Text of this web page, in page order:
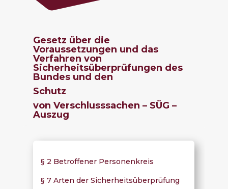
Gesetz über die
Voraussetzungen und das
Verfahren von
Sicherheitsüberprüfungen des
Bundes und den
Schutz
von Verschlusssachen – SÜG –
Auszug
§ 2 Betroffener Personenkreis
§ 7 Arten der Sicherheitsüberprüfung